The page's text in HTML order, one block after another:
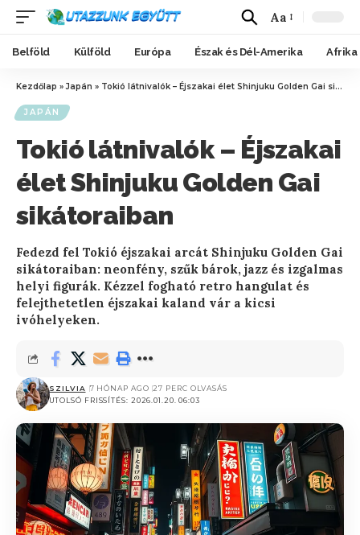
Aa
Belföld Külföld Európa Észak és Dél-Amerika Afrika
Kezdőlap »Japán » Tokió látnivalók – Éjszakai élet Shinjuku Golden Gai sikátoraiban
JAPÁN
Tokió látnivalók – Éjszakai
élet Shinjuku Golden Gai
sikátoraiban
Fedezd fel Tokió éjszakai arcát Shinjuku Golden Gai
sikátoraiban: neonfény, szűk bárok, jazz és izgalmas
helyi figurák. Kézzel fogható retro hangulat és
felejthetetlen éjszakai kaland vár a kicsi
ivóhelyeken.
UTOLSÓ FRISSÍTÉS: 2026.01.20. 06:03
SZILVIA 7 HÓNAP AGO 27 PERC OLVASÁS